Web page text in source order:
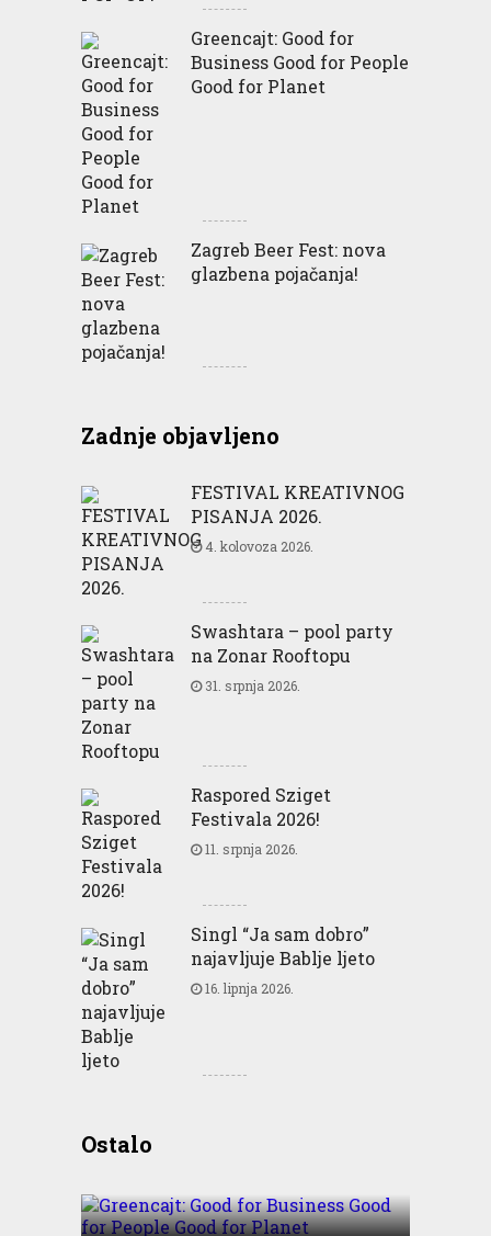
Greencajt: Good for
Business Good for People
Good for Planet
Zagreb Beer Fest: nova
glazbena pojačanja!
Zadnje objavljeno
FESTIVAL KREATIVNOG
PISANJA 2026.
4. kolovoza 2026.
Swashtara – pool party
na Zonar Rooftopu
31. srpnja 2026.
Raspored Sziget
Festivala 2026!
11. srpnja 2026.
Singl “Ja sam dobro”
najavljuje Bablje ljeto
16. lipnja 2026.
OstaloBusiness Good for People